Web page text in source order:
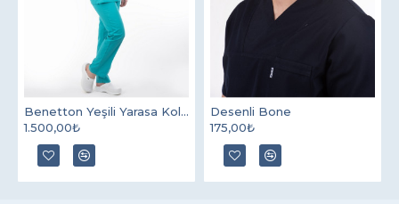
Benetton Yeşili Yarasa Kol V Yaka Model Terycotton Takım
1.500,00₺
Desenli Bone
175,00₺